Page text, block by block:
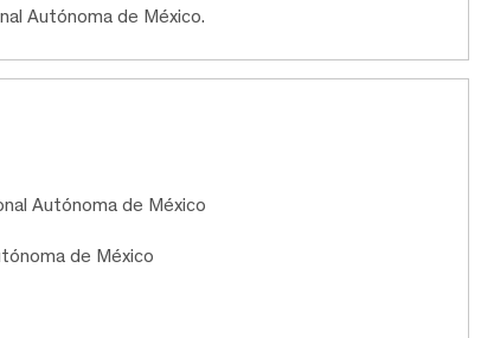
Autónoma de México.
Autónoma de México
de México